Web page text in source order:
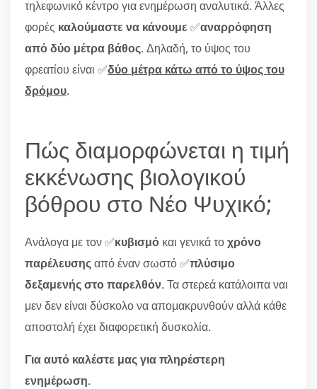
τηλεφωνικό κέντρο για ενημέρωση αναλυτικά. Άλλες
φορές καλούμαστε να κάνουμε ✅αναρρόφηση
από δύο μέτρα βάθος. Δηλαδή, το ύψος του
φρεατίου είναι ✅δύο μέτρα κάτω από το ύψος του
δρόμου.
Πώς διαμορφώνεται η τιμή
εκκένωσης βιολογικού
βόθρου στο Νέο Ψυχικό;
Ανάλογα με τον ✅κυβισμό και γενικά τοχρόνο
παρέλευσηςαπό έναν σωστό ✅πλύσιμο
δεξαμενής στο παρελθόν. Τα στερεά κατάλοιπα ναι
μεν δεν είναι δύσκολο να απομακρυνθούν αλλά κάθε
αποστολή έχει διαφορετική δυσκολία.
Για αυτό καλέστε μας για πληρέστερη
ενημέρωση.